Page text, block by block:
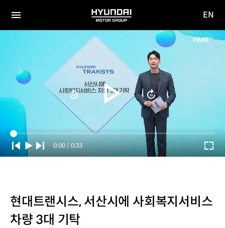
전체
HYUNDAI
MOTOR
GROUP
사이
EN
Current
Time
0:00 / Duration
0:33
현대트랜시스, 서산시에 사회복지서비스
차량 3대 기탁